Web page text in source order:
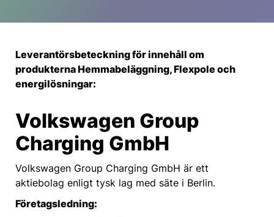
Leverantörsbeteckning för innehåll om
produkterna Hemmabeläggning, Flexpole och
energilösningar:
Volkswagen Group
Charging GmbH
Volkswagen Group Charging GmbH är ett
aktiebolag enligt tysk lag med säte i Berlin.
Företagsledning: